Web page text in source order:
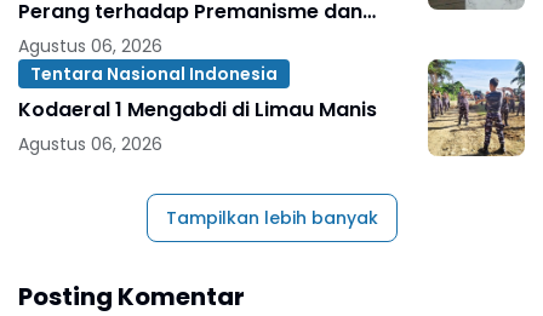
Perang terhadap Premanisme dan
Narkoba
Agustus 06, 2026
Tentara Nasional Indonesia
Kodaeral 1 Mengabdi di Limau Manis
Agustus 06, 2026
Tampilkan lebih banyak
Posting Komentar